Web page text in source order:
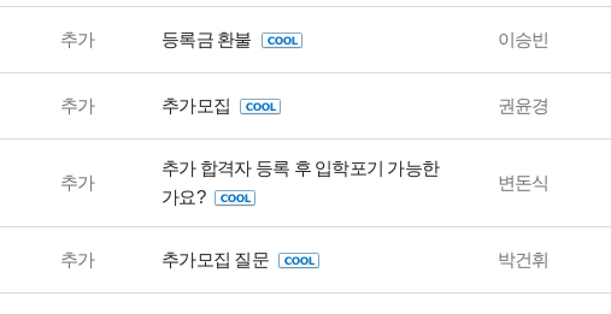
추가 등록금 환불 이승빈
추가 추가모집 권윤경
추가
추가 합격자 등록 후 입학포기 가능한
가요?
변돈식
추가 추가모집 질문 박건휘